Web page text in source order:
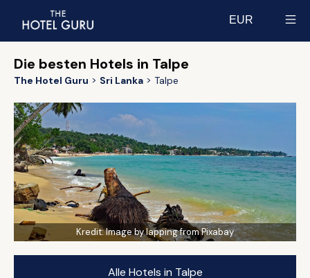
EUR
Die besten Hotels in Talpe
The Hotel Guru Sri Lanka Talpe
Kredit:Image by lapping from Pixabay
Alle Hotels in Talpe